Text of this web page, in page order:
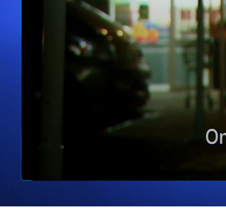
Qu’est-ce que la grandeur ?